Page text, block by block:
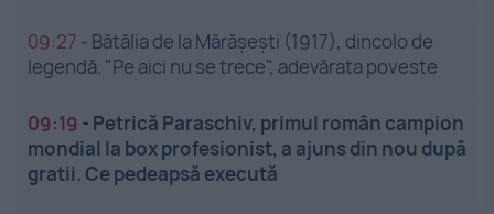
09:27 - Bătălia de la Mărășești (1917), dincolo de
legendă. "Pe aici nu se trece", adevărata poveste
09:19 - Petrică Paraschiv, primul român campion
mondial la box profesionist, a ajuns din nou după
gratii. Ce pedeapsă execută